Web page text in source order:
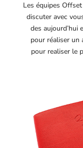
Les équipes
discuter avec
des aujourd’hui
pour réaliser un
pour realiser le